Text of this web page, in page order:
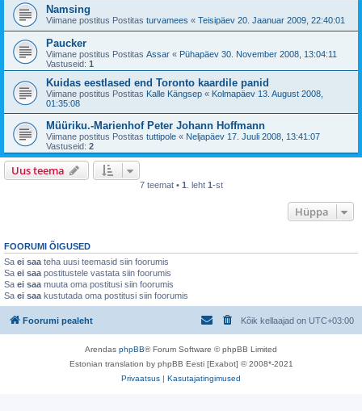
Namsing
Viimane postitus Postitas turvamees « Teisipäev 20. Jaanuar 2009, 22:40:01
Paucker
Viimane postitus Postitas Assar « Pühapäev 30. November 2008, 13:04:11
Vastuseid: 1
Kuidas eestlased end Toronto kaardile panid
Viimane postitus Postitas Kalle Kängsep « Kolmapäev 13. August 2008,
01:35:08
Müüriku.-Marienhof Peter Johann Hoffmann
Viimane postitus Postitas tuttipole « Neljapäev 17. Juuli 2008, 13:41:07
Vastuseid: 2
Uus teema
7 teemat • 1 . leht 1-st
Hüppa
FOORUMI ÕIGUSED
Sa ei saa teha uusi teemasid siin foorumis
Sa ei saa postitustele vastata siin foorumis
Sa ei saa muuta oma postitusi siin foorumis
Sa ei saa kustutada oma postitusi siin foorumis
Foorumi pealeht Kõik kellaajad on UTC+03:00
Arendas phpBB® Forum Software © phpBB Limited
Estonian translation by phpBB Eesti [Exabot] © 2008*-2021
Privaatsus | Kasutajatingimused